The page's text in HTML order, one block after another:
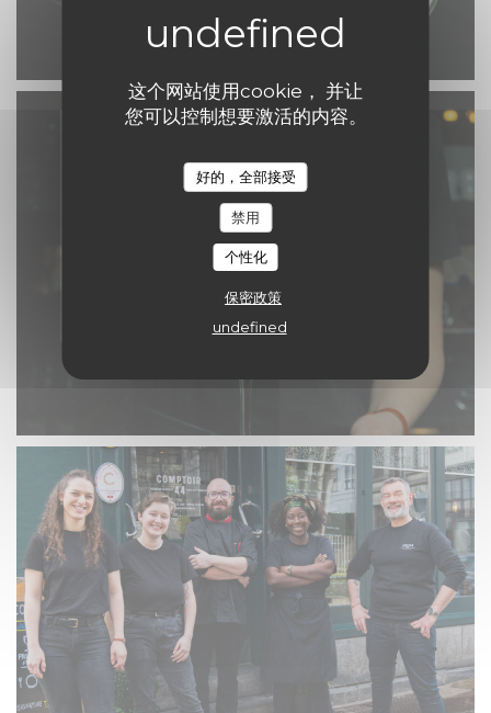
这个网站使用cookie， 并让
您可以控制想要激活的内容。
好的，全部接受
禁用
个性化
保密政策
undefined